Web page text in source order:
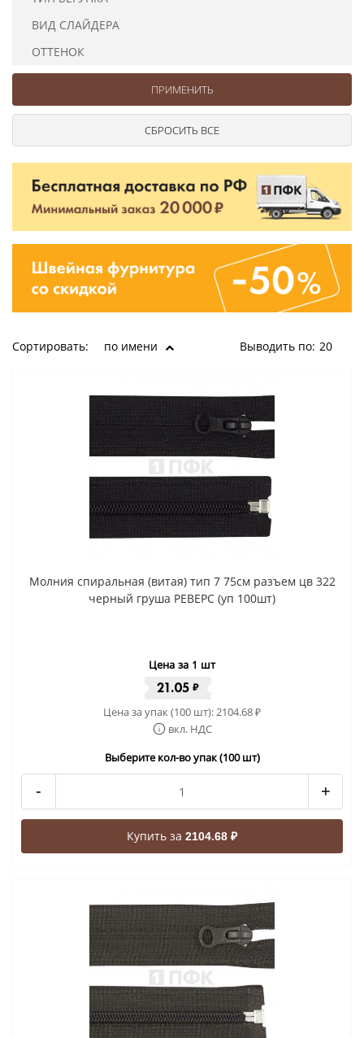
ВИД СЛАЙДЕРА
ОТТЕНОК
Сортировать: по имени Выводить по: 20
Молния спиральная (витая) тип 7 75см разъем цв 322
черный груша РЕВЕРС (уп 100шт)
Цена за 1 шт
21.05 ₽
Цена за упак (100 шт):2104.68₽
вкл. НДС
Выберите кол-во упак (100 шт)
- +
Купить за 2104.68 ₽
Шторные
Шнуры
Элементы декора
Сумочная фурнитура